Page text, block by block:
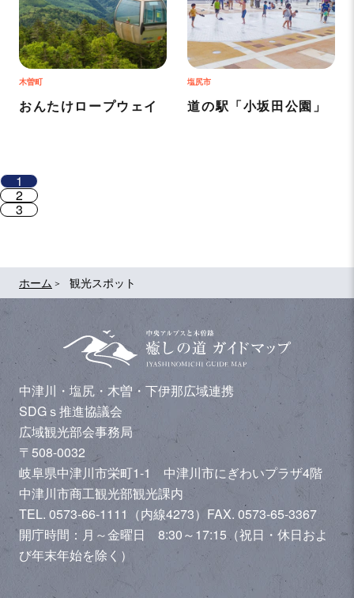
ホーム 観光スポット
おんたけロープウェイ
木曽町
道の駅「小坂田公園」
塩尻市
1
2
3
中津川・塩尻・木曽・下伊那広域連携
SDGｓ推進協議会
広域観光部会事務局
〒508-0032
岐阜県中津川市栄町1-1 中津川市にぎわいプラザ4階
中津川市商工観光部観光課内
TEL. 0573-66-1111（内線4273） FAX. 0573-65-3367
開庁時間：月～金曜日 8:30～17:15（祝日・休日およ
び年末年始を除く）